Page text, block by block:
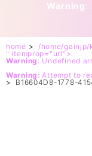
Warning:
home > /home/
" itemprop="url">
Warning : Undefined
Warning : Attempt to
> B16604D8-1778-